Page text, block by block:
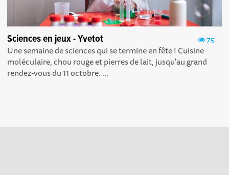
75
Sciences en jeux - Yvetot
Une semaine de sciences qui se termine en fête ! Cuisine
moléculaire, chou rouge et pierres de lait, jusqu'au grand
rendez-vous du 11 octobre. ...